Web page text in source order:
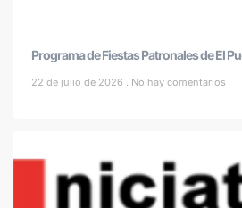
Programa de Fiestas Patronales de El
22 de julio de 2026 No hay comentarios